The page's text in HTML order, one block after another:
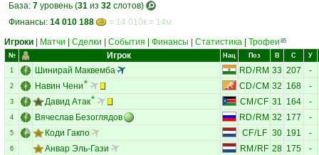
База: 7 уровень (31 из 32 слотов)
Финансы: 14 010 188
= 14 010к = 14м
Игроки
Матчи Сделки События Финансы Статистика Трофеи 85
№ Игрок Нац Поз В С У
1 Шинирай Маквемба RD/ RM 33 207 -
2 Навин Чени CD/CM 32 168 -
3 Давид Атак CM /CF 31 164 -
4 Вячеслав Безоглядов RD/ RM 32 177 -
5 Коди Гакпо CF/LF 30 191 -
6 Анвар Эль-Гази RM / RF 28 175 -